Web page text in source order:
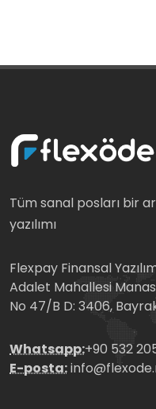
Tüm sanal posları bir
yazılımı
Flexpay Finansal
Adalet Mahallesi
No 47/B D: 3406,
Whatsapp:+90 532
E-posta: